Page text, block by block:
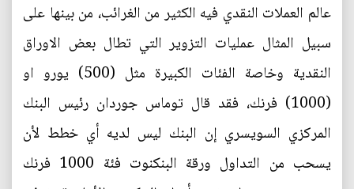
عالم العملات النقدي فيه الكثير من الغرائب، من بينها على
سبيل المثال عمليات التزوير التي تطال بعض الاوراق
النقدية وخاصة الفئات الكبيرة مثل (500) يورو او
(1000) فرنك، فقد قال توماس جوردان رئيس البنك
المركزي السويسري إن البنك ليس لديه أي خطط لأن
يسحب من التداول ورقة البنكنوت فئة 1000 فرنك